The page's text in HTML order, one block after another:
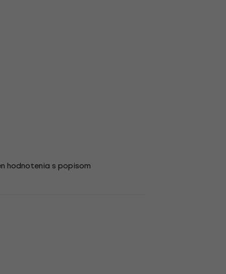
hodnotenia s popisom